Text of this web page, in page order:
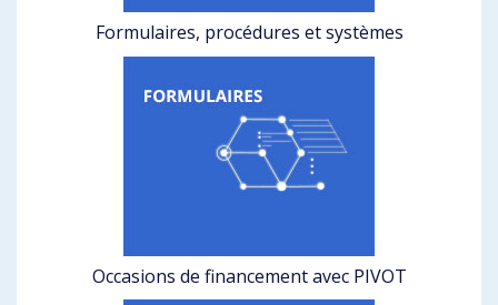
Formulaires, procédures et systèmes
Occasions de financement avec PIVOT